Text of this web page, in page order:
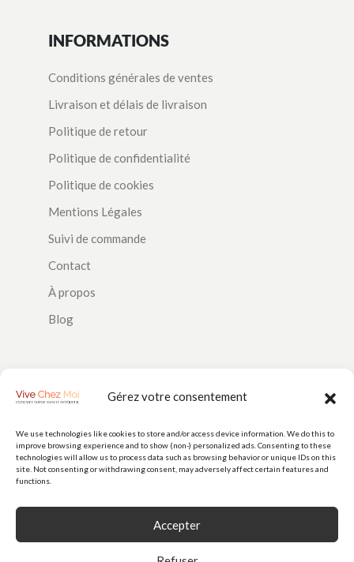
Gérez votre consentement
We use technologies like cookies to store and/or access device information. We do this to
improve browsing experience and to show (non-) personalized ads. Consenting to these
technologies will allow us to process data such as browsing behavior or unique IDs on this
site. Not consenting or withdrawing consent, may adversely affect certain features and
functions.
Accepter
INFORMATIONS
Conditions générales de ventes
Livraison et délais de livraison
Politique de retour
Politique de confidentialité
Politique de cookies
Mentions Légales
Suivi de commande
Contact
À propos
Blog
PAIEMENTS